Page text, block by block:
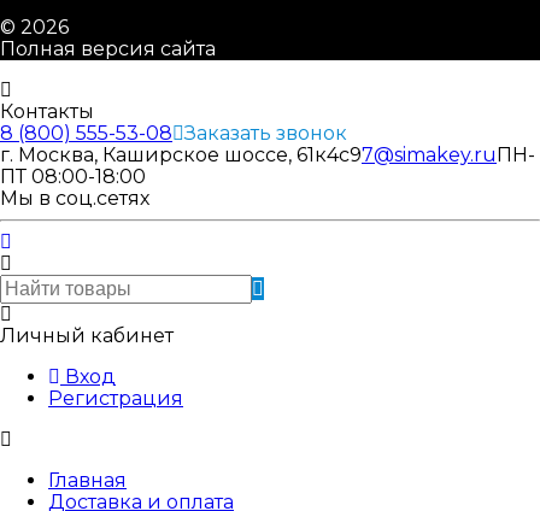
© 2026
Полная версия сайта
Контакты
8 (800) 555-53-08 Заказать звонок
г. Москва, Каширское шоссе, 61к4с97@simakey.ruПН-
ПТ 08:00-18:00
Мы в соц.сетях
Личный кабинет
Вход
Регистрация
Главная
Доставка и оплата